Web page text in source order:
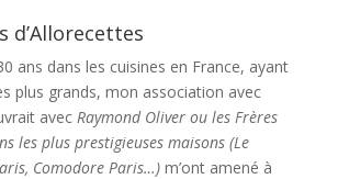
d’Allorecettes
ans dans les cuisines en France, ayant
plus grands, mon association avec
avec Raymond Oliver ou les Frères
les plus prestigieuses maisons (Le
Comodore Paris…)m’ont amené à